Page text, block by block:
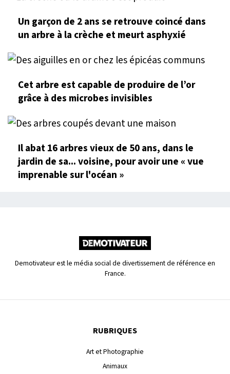
Un garçon de 2 ans se retrouve coincé dans
un arbre à la crèche et meurt asphyxié
Cet arbre est capable de produire de l’or
grâce à des microbes invisibles
Il abat 16 arbres vieux de 50 ans, dans le
jardin de sa... voisine, pour avoir une « vue
imprenable sur l'océan »
Demotivateur est le média social de divertissement de référence en
France.
RUBRIQUES
Art et Photographie
Animaux